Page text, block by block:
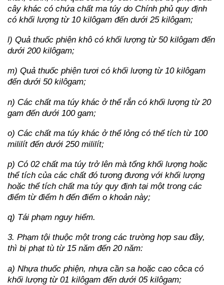
cây khác có chứa chất ma túy do Chính phủ quy định
có khối lượng từ 10 kilôgam đến dưới 25 kilôgam;
l) Quả thuốc phiện khô có khối lượng từ 50 kilôgam đến
dưới 200 kilôgam;
m) Quả thuốc phiện tươi có khối lượng từ 10 kilôgam
đến dưới 50 kilôgam;
n) Các chất ma túy khác ở thể rắn có khối lượng từ 20
gam đến dưới 100 gam;
o) Các chất ma túy khác ở thể lỏng có thể tích từ 100
mililít đến dưới 250 mililít;
p) Có 02 chất ma túy trở lên mà tổng khối lượng hoặc
thể tích của các chất đó tương đương với khối lượng
hoặc thể tích chất ma túy quy định tại một trong các
điểm từ điểm h đến điểm o khoản này;
q) Tái phạm nguy hiểm.
3. Phạm tội thuộc một trong các trường hợp sau đây,
thì bị phạt tù từ 15 năm đến 20 năm:
a) Nhựa thuốc phiện, nhựa cần sa hoặc cao côca có
khối lượng từ 01 kilôgam đến dưới 05 kilôgam;